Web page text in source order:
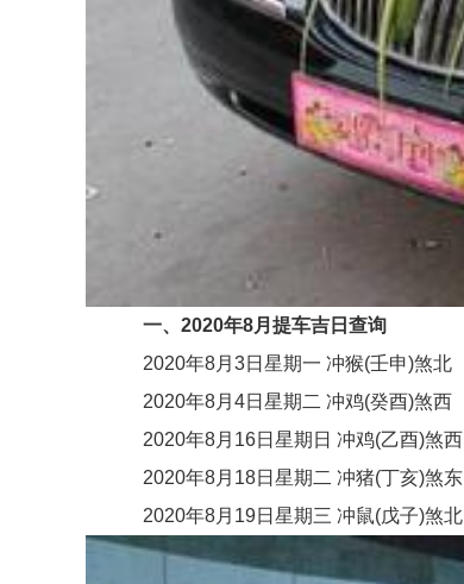
一、2020年8月提车吉日查询
2020年8月3日星期一 冲猴(壬申)煞北
2020年8月4日星期二 冲鸡(癸酉)煞西
2020年8月16日星期日 冲鸡(乙酉)煞西
2020年8月18日星期二 冲猪(丁亥)煞东
2020年8月19日星期三 冲鼠(戊子)煞北